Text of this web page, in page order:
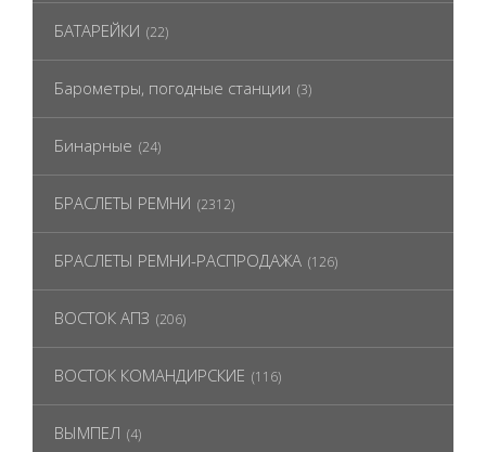
БАТАРЕЙКИ (22)
Барометры, погодные станции (3)
Бинарные (24)
БРАСЛЕТЫ РЕМНИ (2312)
БРАСЛЕТЫ РЕМНИ-РАСПРОДАЖА (126)
ВОСТОК АПЗ (206)
ВОСТОК КОМАНДИРСКИЕ (116)
ВЫМПЕЛ (4)